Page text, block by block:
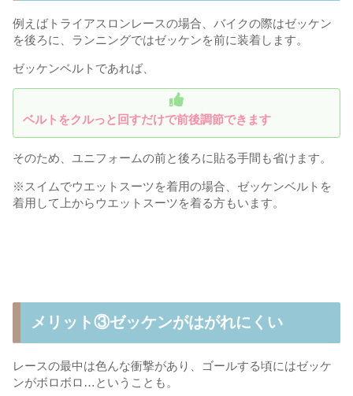
例えばトライアスロンレースの場合、バイクの際はゼッケン
を後ろに、ランニングではゼッケンを前に装着します。
ゼッケンベルトであれば、
ベルトをクルっと回すだけで前後調節できます
そのため、ユニフォームの前と後ろに貼る手間も省けます。
※スイムでウエットスーツを着用の場合、ゼッケンベルトを
着用して上からウエットスーツを着る方もいます。
メリット③ゼッケンがはがれにくい
レースの最中は色んな衝撃があり、ゴールする頃にはゼッケ
ンがボロボロ…ということも。